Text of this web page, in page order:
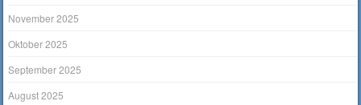
November 2025
Oktober 2025
September 2025
August 2025